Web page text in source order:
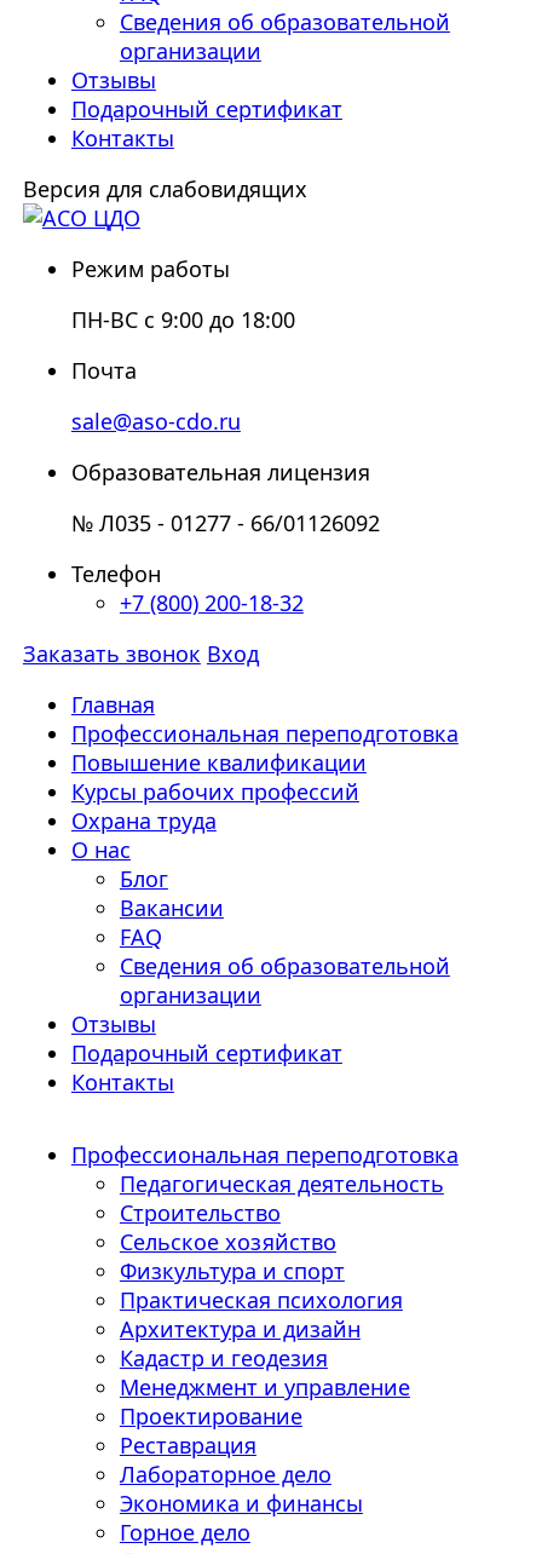
Сведения об образовательной
организации
Отзывы
Подарочный сертификат
Контакты
Версия для слабовидящих
Режим работы
ПН-ВС с 9:00 до 18:00
Почта
sale@aso-cdo.ru
Образовательная лицензия
№ Л035 - 01277 - 66/01126092
Телефон
+7 (800) 200-18-32
Заказать звонок Вход
Главная
Профессиональная переподготовка
Повышение квалификации
Курсы рабочих профессий
Охрана труда
О нас
Блог
Вакансии
FAQ
Сведения об образовательной
организации
Отзывы
Подарочный сертификат
Контакты
Профессиональная переподготовка
Педагогическая деятельность
Строительство
Сельское хозяйство
Физкультура и спорт
Практическая психология
Архитектура и дизайн
Кадастр и геодезия
Менеджмент и управление
Проектирование
Реставрация
Лабораторное дело
Экономика и финансы
Горное дело